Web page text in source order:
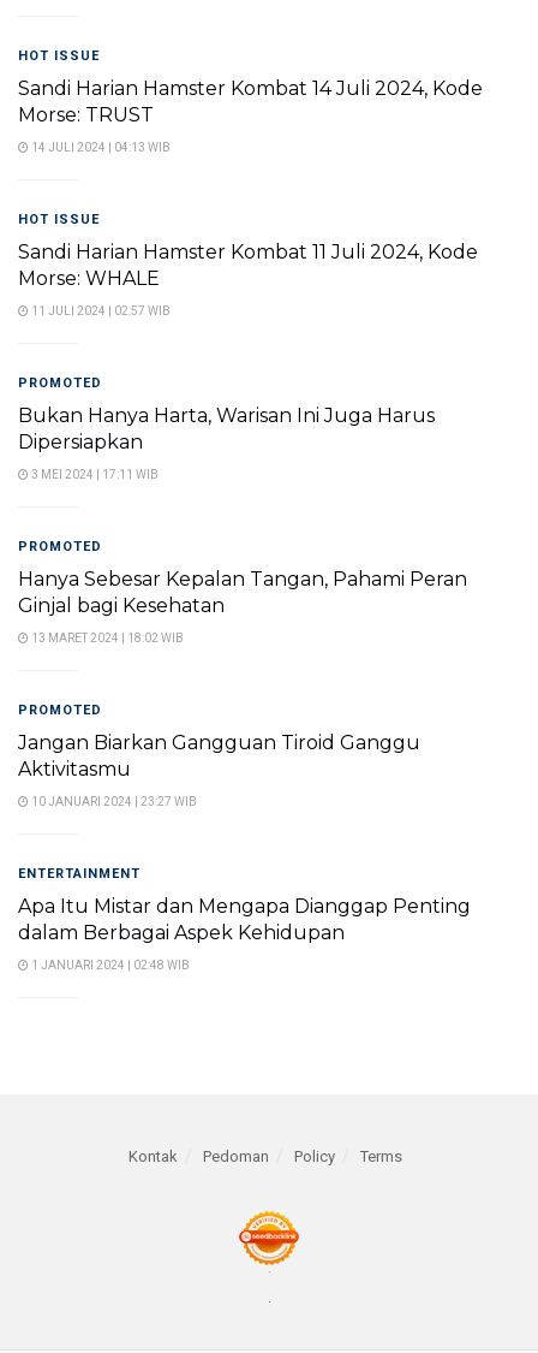
HOT ISSUE
Sandi Harian Hamster Kombat 14 Juli 2024, Kode
Morse: TRUST
14 JULI 2024 | 04:13 WIB
HOT ISSUE
Sandi Harian Hamster Kombat 11 Juli 2024, Kode
Morse: WHALE
11 JULI 2024 | 02:57 WIB
PROMOTED
Bukan Hanya Harta, Warisan Ini Juga Harus
Dipersiapkan
3 MEI 2024 | 17:11 WIB
PROMOTED
Hanya Sebesar Kepalan Tangan, Pahami Peran
Ginjal bagi Kesehatan
13 MARET 2024 | 18:02 WIB
PROMOTED
Jangan Biarkan Gangguan Tiroid Ganggu
Aktivitasmu
10 JANUARI 2024 | 23:27 WIB
ENTERTAINMENT
Apa Itu Mistar dan Mengapa Dianggap Penting
dalam Berbagai Aspek Kehidupan
1 JANUARI 2024 | 02:48 WIB
Kontak Pedoman Policy Terms